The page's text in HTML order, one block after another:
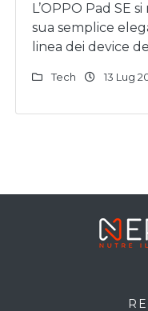
L’OPPO Pad SE
sua semplice
linea dei device
Tech 13 Lug